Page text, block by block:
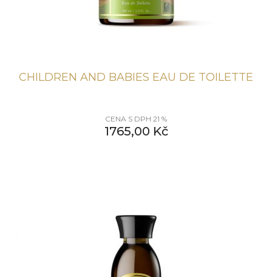
CHILDREN AND BABIES EAU DE TOILETTE
CENA S DPH 21 %
1765,00 Kč